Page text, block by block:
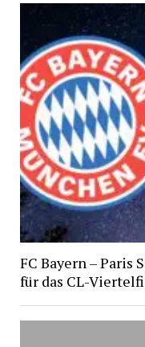
FC Bayern – Paris
für das CL-